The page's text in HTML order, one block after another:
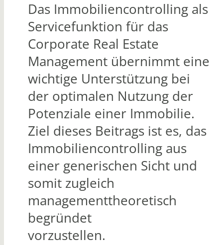
Das Immobiliencontrolling als
Servicefunktion für das
Corporate Real Estate
Management übernimmt eine
wichtige Unterstützung bei
der optimalen Nutzung der
Potenziale einer Immobilie.
Ziel dieses Beitrags ist es, das
Immobiliencontrolling aus
einer generischen Sicht und
somit zugleich
managementtheoretisch
begründet
vorzustellen.